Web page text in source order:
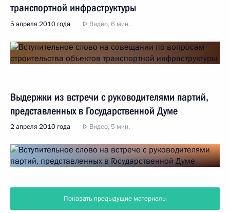
транспортной инфраструктуры
5 апреля 2010 года Видео, 6 мин.
Выдержки из встречи с руководителями партий,
представленных в Государственной Думе
2 апреля 2010 года Видео, 5 мин.
Показать предыдущие материалы